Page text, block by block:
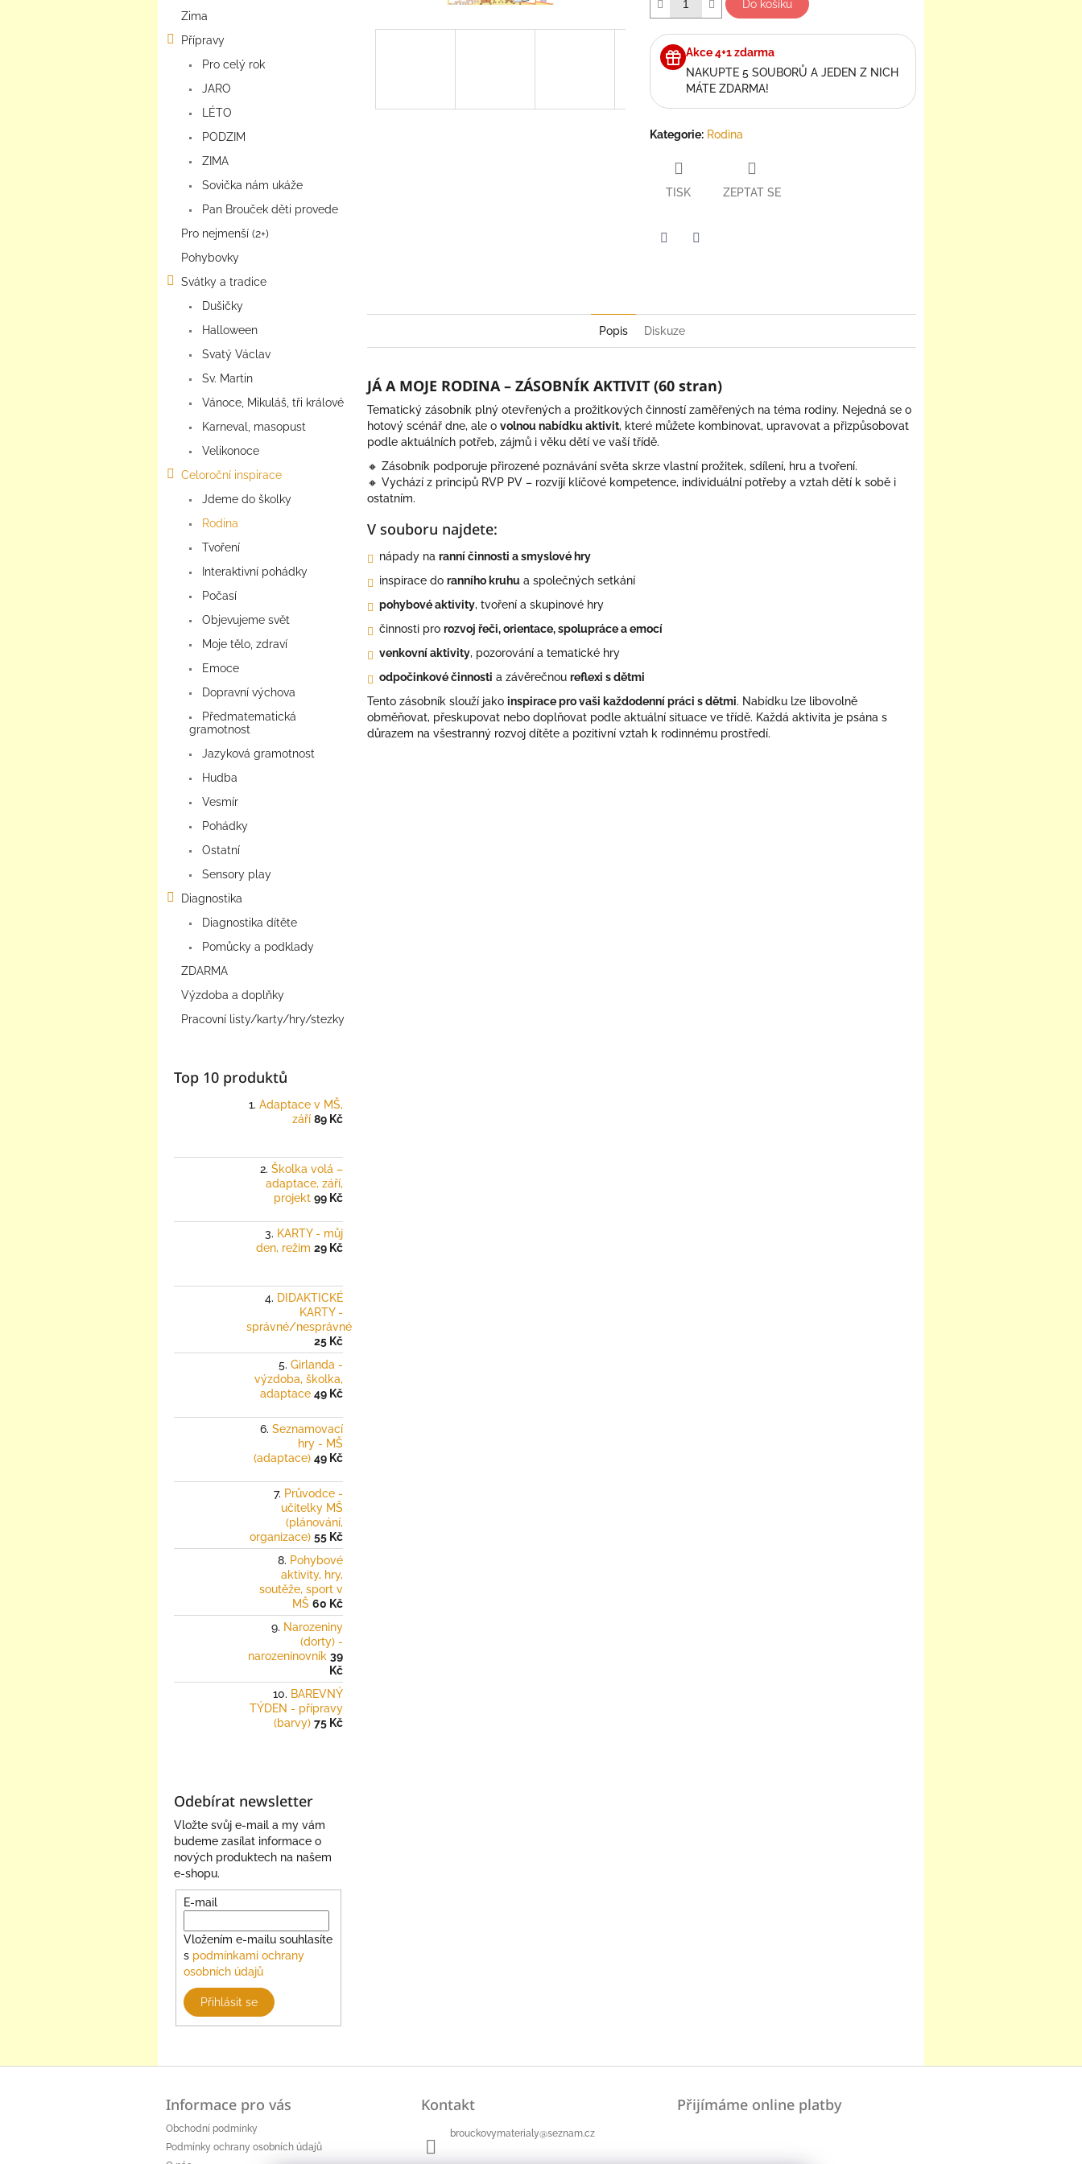
Zima
Přípravy
Pro celý rok
JARO
LÉTO
PODZIM
ZIMA
Sovička nám ukáže
Pan Brouček děti provede
Pro nejmenší (2+)
Pohybovky
Svátky a tradice
Dušičky
Halloween
Svatý Václav
Sv. Martin
Vánoce, Mikuláš, tři králové
Karneval, masopust
Velikonoce
Celoroční inspirace
Jdeme do školky
Rodina
Tvoření
Interaktivní pohádky
Počasí
Objevujeme svět
Moje tělo, zdraví
Emoce
Dopravní výchova
Předmatematická
gramotnost
Jazyková gramotnost
Hudba
Vesmír
Pohádky
Ostatní
Sensory play
Diagnostika
Diagnostika dítěte
Pomůcky a podklady
ZDARMA
Výzdoba a doplňky
Pracovní listy/karty/hry/stezky
Top 10 produktů
Adaptace v MŠ,
září 89 Kč
Školka volá –
adaptace, září,
projekt 99 Kč
KARTY - můj
den, režim 29 Kč
DIDAKTICKÉ
KARTY -
správné/nesprávné
25 Kč
Girlanda -
výzdoba, školka,
adaptace 49 Kč
Seznamovací
hry - MŠ
(adaptace) 49 Kč
Průvodce -
učitelky MŠ
(plánování,
organizace) 55 Kč
Pohybové
aktivity, hry,
soutěže, sport v
MŠ 60 Kč
Narozeniny
(dorty) -
narozeninovník 39
Kč
BAREVNÝ
TÝDEN - přípravy
(barvy) 75 Kč
Odebírat newsletter
Vložte svůj e-mail a my vám
budeme zasílat informace o
nových produktech na našem
e-shopu.
E-mail
Vložením e-mailu souhlasíte
s podmínkami ochrany
osobních údajů
Přihlásit se
hvězdiček.
Do košíku
Akce 4+1 zdarma
NAKUPTE 5 SOUBORŮ A JEDEN Z NICH
MÁTE ZDARMA!
Kategorie: Rodina
TISK ZEPTAT SE
Popis Diskuze
JÁ A MOJE RODINA – ZÁSOBNÍK AKTIVIT (60 stran)
Tematický zásobník plný otevřených a prožitkových činností zaměřených na téma rodiny. Nejedná se o
hotový scénář dne, ale o volnou nabídku aktivit, které můžete kombinovat, upravovat a přizpůsobovat
podle aktuálních potřeb, zájmů i věku dětí ve vaší třídě.
🔸 Zásobník podporuje přirozené poznávání světa skrze vlastní prožitek, sdílení, hru a tvoření.
🔸 Vychází z principů RVP PV – rozvíjí klíčové kompetence, individuální potřeby a vztah dětí k sobě i
ostatním.
V souboru najdete:
nápady na ranní činnosti a smyslové hry
inspirace do ranního kruhu a společných setkání
pohybové aktivity, tvoření a skupinové hry
činnosti pro rozvoj řeči, orientace, spolupráce a emocí
venkovní aktivity, pozorování a tematické hry
odpočinkové činnosti a závěrečnou reflexi s dětmi
Tento zásobník slouží jako inspirace pro vaši každodenní práci s dětmi. Nabídku lze libovolně
obměňovat, přeskupovat nebo doplňovat podle aktuální situace ve třídě. Každá aktivita je psána s
důrazem na všestranný rozvoj dítěte a pozitivní vztah k rodinnému prostředí.
Z
Informace pro vás
Obchodní podmínky
Podmínky ochrany osobních údajů
Kontakt
brouckovymaterialy@seznam.cz
Přijímáme online platby